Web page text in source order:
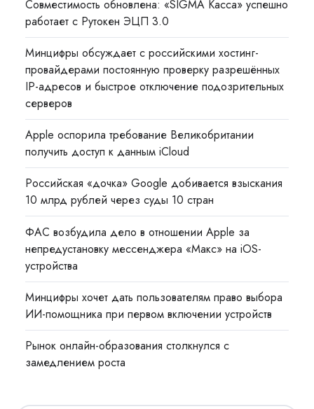
Совместимость обновлена: «SIGMA Касса» успешно
работает с Рутокен ЭЦП 3.0
Минцифры обсуждает с российскими хостинг-
провайдерами постоянную проверку разрешённых
IP-адресов и быстрое отключение подозрительных
серверов
Apple оспорила требование Великобритании
получить доступ к данным iCloud
Российская «дочка» Google добивается взыскания
10 млрд рублей через суды 10 стран
ФАС возбудила дело в отношении Apple за
непредустановку мессенджера «Макс» на iOS-
устройства
Минцифры хочет дать пользователям право выбора
ИИ-помощника при первом включении устройств
Рынок онлайн-образования столкнулся с
замедлением роста